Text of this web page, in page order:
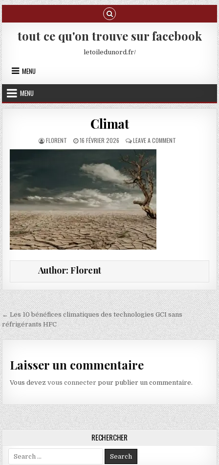
Skip to content
tout ce qu'on trouve sur facebook
letoiledunord.fr/
MENU
MENU
Climat
AUTHOR:
FLORENT PUBLISHED DATE:
16 FÉVRIER 2026 LEAVE A COMMENTON CLIMAT
Author: Florent
Navigation de l’article
← Les 10 bénéfices climatiques des technologies GCI sans
réfrigérants HFC
Laisser un commentaire
Vous devezvous connecter pour publier un commentaire.
RECHERCHER
Search for: